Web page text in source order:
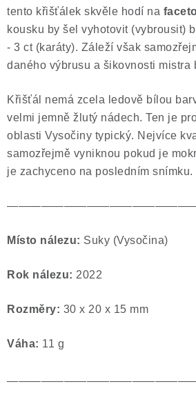
tento křišťálek skvěle hodí na
kousku by šel vyhotovit (vybrousit)
- 3 ct (karáty). Záleží však
daného výbrusu a šikovnosti mistra
Křišťál nemá zcela ledově bílou
velmi jemně žlutý nádech. Ten je
oblasti Vysočiny typický. Nejvíce
samozřejmě vyniknou pokud je
je zachyceno na posledním snímku.
Místo nálezu: Suky (Vysočina)
Rok nálezu: 2022
Rozměry: 30 x 20 x 15 mm
Váha: 11 g